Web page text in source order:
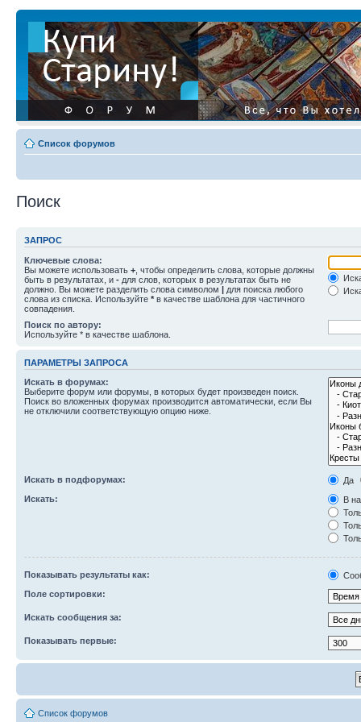
Список форумов
Поиск
ЗАПРОС
Ключевые слова:
Вы можете использовать + , чтобы определить слова, которые должны
быть в результатах, и - для слов, которых в результатах быть не
должно. Вы можете разделить слова символом | для поиска любого
слова из списка. Используйте * в качестве шаблона для частичного
совпадения.
Поиск по автору:
Используйте * в качестве шаблона.
ПАРАМЕТРЫ ЗАПРОСА
Искать в форумах:
Выберите форум или форумы, в которых будет произведен поиск.
Поиск во вложенных форумах производится автоматически, если Вы
не отключили соответствующую опцию ниже.
Искать в подфорумах:
Да
Искать:
В
Показывать результаты как:
Поле сортировки:
Искать сообщения за:
Показывать первые:
Список форумов